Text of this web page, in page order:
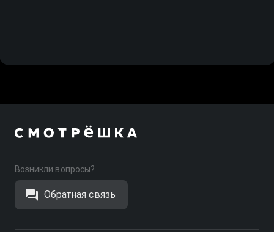
Возникли вопросы?
Обратная связь